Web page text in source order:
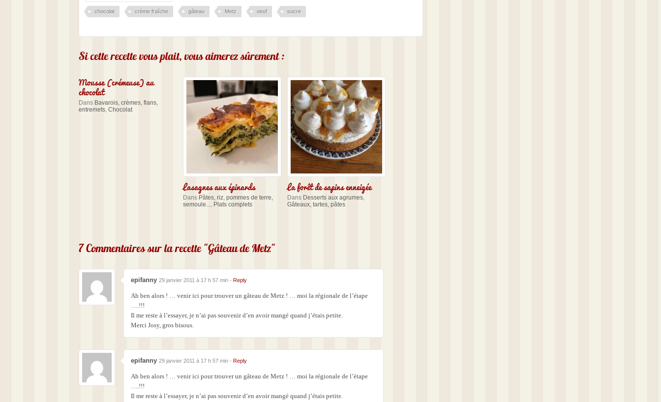
chocolat crème fraîche gâteau Metz oeuf sucre
Si cette recette vous plait, vous aimerez sûrement :
Mousse (crémeuse) au
chocolat
Dans Bavarois, crèmes, flans,
entremets, Chocolat
Lasagnes aux épinards
Dans Pâtes, riz, pommes de terre,
semoule..., Plats complets
La forêt de sapins enneigée
Dans Desserts aux agrumes,
Gâteaux, tartes, pâtes
7 Commentaires sur la recette "Gâteau de Metz"
epifanny 29 janvier 2011 à 17 h 57 min - Reply
Ah ben alors ! … venir ici pour trouver un gâteau de Metz ! … moi la régionale de l’étape
….!!!
Il me reste à l’essayer, je n’ai pas souvenir d’en avoir mangé quand j’étais petite.
Merci Josy, gros bisous.
epifanny 29 janvier 2011 à 17 h 57 min - Reply
Ah ben alors ! … venir ici pour trouver un gâteau de Metz ! … moi la régionale de l’étape
….!!!
Il me reste à l’essayer, je n’ai pas souvenir d’en avoir mangé quand j’étais petite.